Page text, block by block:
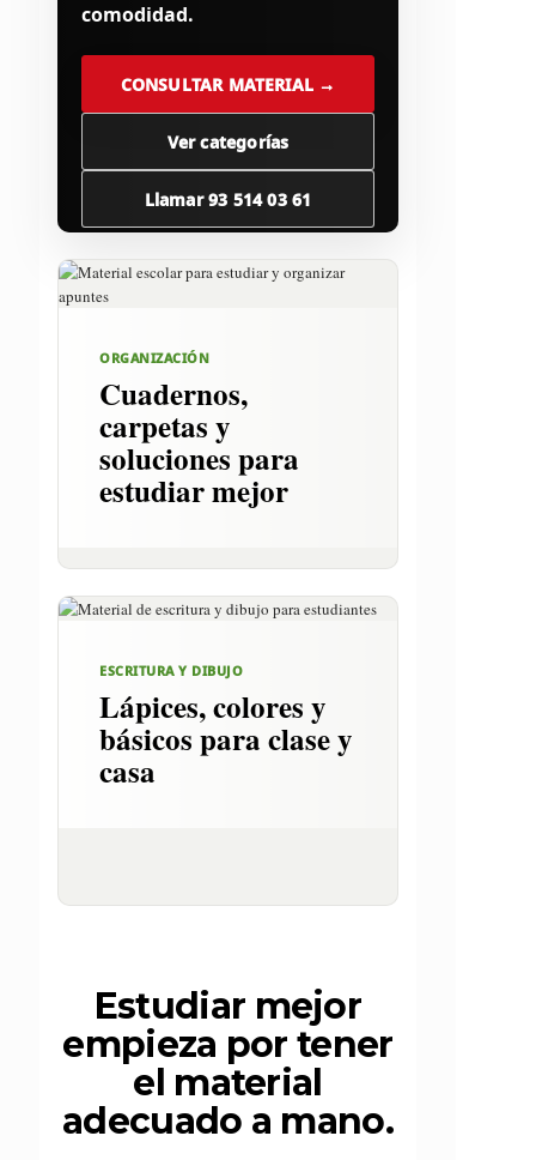
comodidad.
CONSULTAR MATERIAL →
Ver categorías
Llamar 93 514 03 61
ORGANIZACIÓN
Cuadernos,
carpetas y
soluciones para
estudiar mejor
ESCRITURA Y DIBUJO
Lápices, colores y
básicos para clase y
casa
Estudiar mejor
empieza por tener
el material
adecuado a mano.